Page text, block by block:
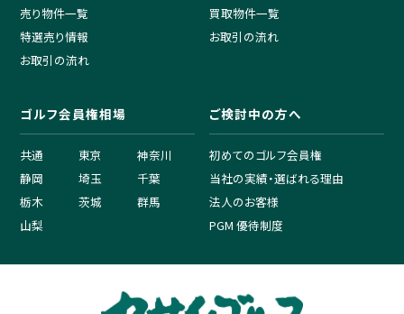
売り物件一覧
特選売り情報
お取引の流れ
買取物件一覧
お取引の流れ
ゴルフ会員権相場
共通 東京
神奈川
静岡
埼玉
千葉
栃木
茨城
群馬
山梨
ご検討中の方へ
初めてのゴルフ会員権
当社の実績・選ばれる理由
法人のお客様
PGM 優待制度